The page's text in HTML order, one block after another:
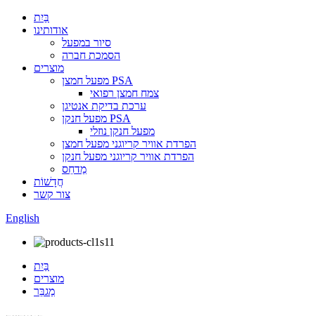
בַּיִת
אודותינו
סיור במפעל
הסמכת חברה
מוצרים
מפעל חמצן PSA
צמח חמצן רפואי
ערכת בדיקת אנטיגן
מפעל חנקן PSA
מפעל חנקן נוזלי
הפרדת אוויר קריוגני מפעל חמצן
הפרדת אוויר קריוגני מפעל חנקן
מַדחֵס
חֲדָשׁוֹת
צור קשר
English
בַּיִת
מוצרים
מַגבֵּר